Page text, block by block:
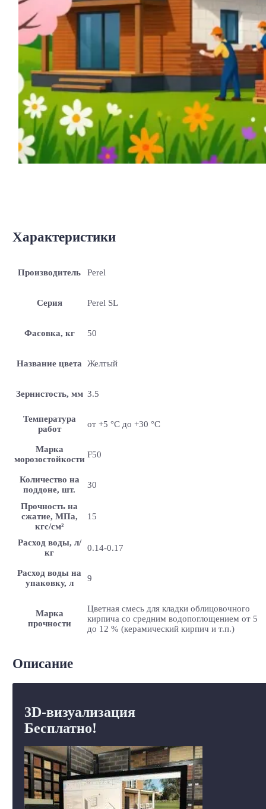
Характеристики
Производитель Perel
Серия Perel SL
Фасовка, кг 50
Название цвета Желтый
Зернистость, мм 3.5
Температура
работ
от +5 °С до +30 °С
Марка
морозостойкости F50
Количество на
поддоне, шт.
30
Прочность на
сжатие, МПа,
кгс/см²
15
Расход воды, л/
кг
0.14-0.17
Расход воды на
упаковку, л
9
Марка
прочности
Цветная смесь для кладки облицовочного
кирпича со средним водопоглощением от 5
до 12 % (керамический кирпич и т.п.)
Описание
3D-визуализация
Бесплатно!